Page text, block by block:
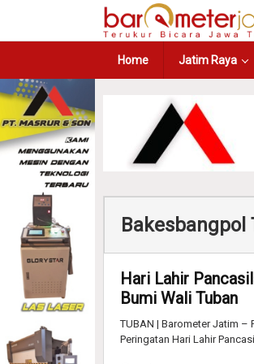
Home Jatim Raya
Bakesbangpol
Hari Lahir
Bumi Wali Tuban
TUBAN | Barometer Jatim
Peringatan Hari Lahir